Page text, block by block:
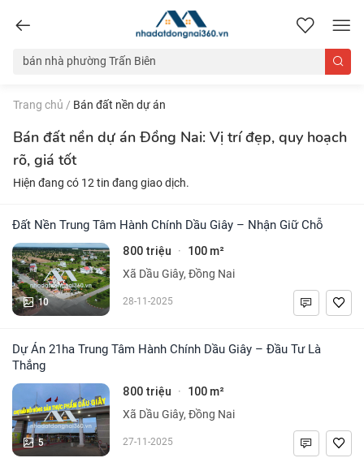
nhadatdongnai360.vn
Trang chủ / Bán đất nền dự án
Bán đất nền dự án Đồng Nai: Vị trí đẹp, quy hoạch
rõ, giá tốt
Hiện đang có 12 tin đang giao dịch.
Đất Nền Trung Tâm Hành Chính Dầu Giây – Nhận Giữ Chỗ
10
800 triệu · 100 m²
Xã Dầu Giây, Đồng Nai
28-11-2025
Dự Án 21ha Trung Tâm Hành Chính Dầu Giây – Đầu Tư Là
Thắng
5
800 triệu · 100 m²
Xã Dầu Giây, Đồng Nai
27-11-2025